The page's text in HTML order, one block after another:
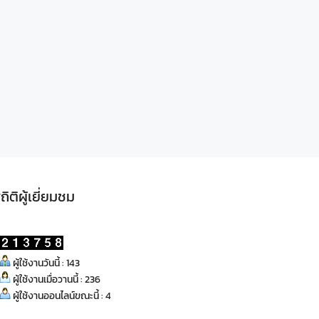
ติผู้เยี่ยมชม
ผู้ใช้งานวันนี้ : 143
ผู้ใช้งานเมื่อวานนี้ : 236
ผู้ใช้งานออนไลน์ขณะนี้ : 4